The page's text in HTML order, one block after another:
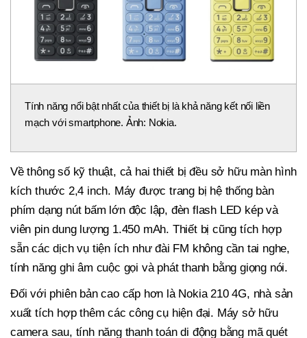
Tính năng nổi bật nhất của thiết bị là khả năng kết nối liền
mạch với smartphone. Ảnh: Nokia.
Về thông số kỹ thuật, cả hai thiết bị đều sở hữu màn hình
kích thước 2,4 inch. Máy được trang bị hệ thống bàn
phím dạng nút bấm lớn độc lập, đèn flash LED kép và
viên pin dung lượng 1.450 mAh. Thiết bị cũng tích hợp
sẵn các dịch vụ tiện ích như đài FM không cần tai nghe,
tính năng ghi âm cuộc gọi và phát thanh bằng giọng nói.
Đối với phiên bản cao cấp hơn là Nokia 210 4G, nhà sản
xuất tích hợp thêm các công cụ hiện đại. Máy sở hữu
camera sau, tính năng thanh toán di động bằng mã quét